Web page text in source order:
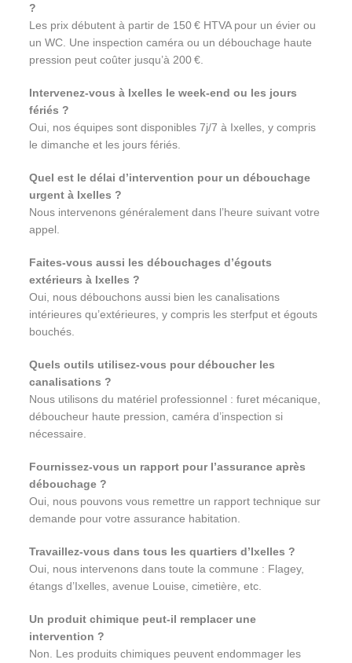
?
Les prix débutent à partir de 150 € HTVA pour un évier ou
un WC. Une inspection caméra ou un débouchage haute
pression peut coûter jusqu’à 200 €.
Intervenez-vous à Ixelles le week-end ou les jours
fériés ?
Oui, nos équipes sont disponibles 7j/7 à Ixelles, y compris
le dimanche et les jours fériés.
Quel est le délai d’intervention pour un débouchage
urgent à Ixelles ?
Nous intervenons généralement dans l’heure suivant votre
appel.
Faites-vous aussi les débouchages d’égouts
extérieurs à Ixelles ?
Oui, nous débouchons aussi bien les canalisations
intérieures qu’extérieures, y compris les sterfput et égouts
bouchés.
Quels outils utilisez-vous pour déboucher les
canalisations ?
Nous utilisons du matériel professionnel : furet mécanique,
déboucheur haute pression, caméra d’inspection si
nécessaire.
Fournissez-vous un rapport pour l’assurance après
débouchage ?
Oui, nous pouvons vous remettre un rapport technique sur
demande pour votre assurance habitation.
Travaillez-vous dans tous les quartiers d’Ixelles ?
Oui, nous intervenons dans toute la commune : Flagey,
étangs d’Ixelles, avenue Louise, cimetière, etc.
Un produit chimique peut-il remplacer une
intervention ?
Non. Les produits chimiques peuvent endommager les